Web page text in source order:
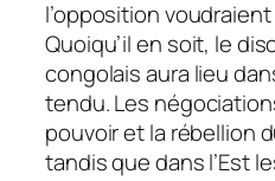
l’opposition
Quoiqu’il en soit, le
congolais aura lieu
tendu. Les
pouvoir et la rébellion
tandis que dans l’Est